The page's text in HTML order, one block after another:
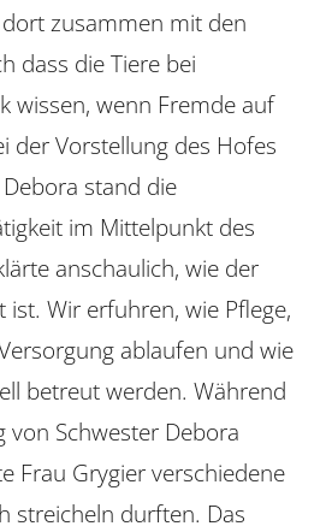
zusammen mit den
dass die Tiere bei
wissen, wenn Fremde auf
der Vorstellung des Hofes
stand die
im Mittelpunkt des
anschaulich, wie der
Wir erfuhren, wie Pflege,
ablaufen und wie
betreut werden. Während
von Schwester Debora
Frau Grygier verschiedene
streicheln durften. Das